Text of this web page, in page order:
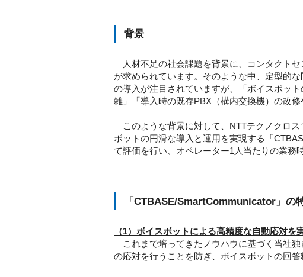
背景
人材不足の社会課題を背景に、コンタクト
が求められています。そのような中、定型的
の導入が注目されていますが、「ボイスボッ
雑」「導入時の既存PBX（構内交換機）の改
このような背景に対して、NTTテクノクロ
ボットの円滑な導入と運用を実現する「
て評価を行い、オペレーター1人当たりの業務
「CTBASE/SmartCommunicator」の
（1）ボイスボットによる高精度な自動応対を
これまで培ってきたノウハウに基づく当社
の応対を行うことを防ぎ、ボイスボットの回答